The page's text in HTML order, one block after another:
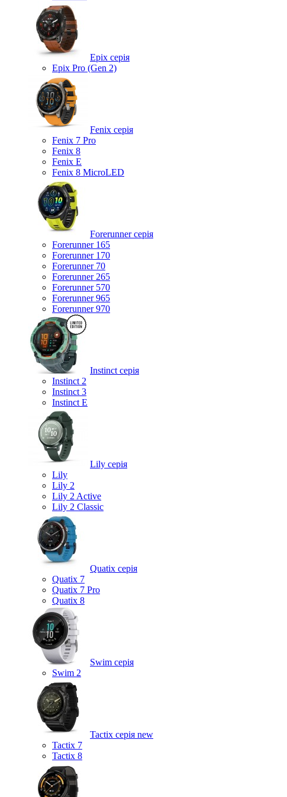
Epix серія
Epix Pro (Gen 2)
Fenix серія
Fenix 7 Pro
Fenix 8
Fenix ​​E
Fenix 8 MicroLED
Forerunner серія
Forerunner 165
Forerunner 170
Forerunner 70
Forerunner 265
Forerunner 570
Forerunner 965
Forerunner 970
Instinct серія
Instinct 2
Instinct 3
Instinct E
Lily серія
Lily
Lily 2
Lily 2 Active
Lily 2 Classic
Quatix серія
Quatix 7
Quatix 7 Pro
Quatix 8
Swim серія
Swim 2
Tactix серія new
Tactix 7
Tactix 8